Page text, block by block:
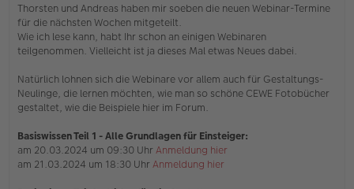
l
e
s
e
n
r
B
e
r
a
g
Thorsten und Andreas haben mir soeben die neuen Webinar-Termine
für die nächsten Wochen mitgeteilt.
Wie ich lese kann, habt Ihr schon an einigen Webinaren
teilgenommen. Vielleicht ist ja dieses Mal etwas Neues dabei.
Natürlich lohnen sich die Webinare vor allem auch für Gestaltungs-
Neulinge, die lernen möchten, wie man so schöne CEWE Fotobücher
gestaltet, wie die Beispiele hier im Forum.
Basiswissen Teil 1 - Alle Grundlagen für Einsteiger:
am 20.03.2024 um 09:30 Uhr Anmeldung hier
am 21.03.2024 um 18:30 Uhr Anmeldung hier